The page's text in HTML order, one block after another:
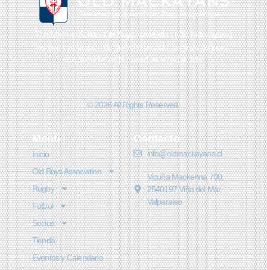
The Mackay School Old Boys Association (Old Mackayans)
es una corporación de derecho privado, sin fines de lucro,
con domicilio en la ciudad de Viña Del Mar
© 2026 All Rights Reserved.
Menú
Inicio
Old Boys Association
Rugby
Fútbol
Socios
Tienda
Eventos y Calendario
Contacto
info@oldmackayans.cl
Vicuña Mackenna 700,
2540197 Viña del Mar,
Valparaíso